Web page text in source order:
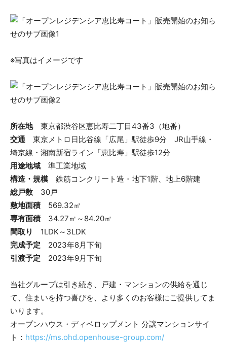
※写真はイメージです
所在地東京都渋谷区恵比寿二丁目43番3（地番）
交通 東京メトロ日比谷線「広尾」駅徒歩9分 JR山手線・
埼京線・湘南新宿ライン「恵比寿」駅徒歩12分
用途地域 準工業地域
構造・規模 鉄筋コンクリート造・地下1階、地上6階建
総戸数 30戸
敷地面積569.32㎡
専有面積34.27㎡～84.20㎡
間取り
1LDK～3LDK
完成予定 2023年8月下旬
引渡予定 2023年9月下旬
当社グループは引き続き、戸建・マンションの供給を通じ
て、住まいを持つ喜びを、より多くのお客様にご提供してま
いります。
オープンハウス・ディベロップメント 分譲マンションサイ
ト： https://ms.ohd.openhouse-group.com/